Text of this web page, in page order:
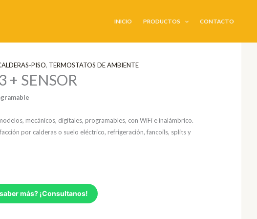
INICIO PRODUCTOS CONTACTO
PISO, TERMOSTATOS DE AMBIENTE
+ SENSOR
mecánicos, digitales, programables, con WiFi e inalámbrico.
por calderas o suelo eléctrico, refrigeración, fancoils, splits y
más? ¡Consultanos!